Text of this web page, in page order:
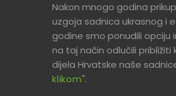
Nakon mnogo godina
uzgoja sadnica ukrasnog i
godine smo ponudili
na taj način odlučili približiti
dijela Hrvatske naše
klikom".